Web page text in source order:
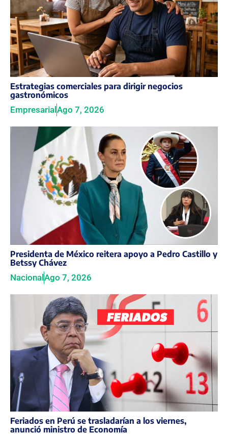
Estrategias comerciales para dirigir negocios
gastronómicos
Empresarial Ago 7, 2026
Presidenta de México reitera apoyo a Pedro Castillo y
Betssy Chávez
Nacional Ago 7, 2026
Feriados en Perú se trasladarían a los viernes,
anunció ministro de Economía